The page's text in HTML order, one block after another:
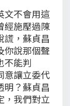
文不會用這
經施壓過陳
謊，蘇貞昌
你說那個聲
不能判
意讓立委代
明？蘇貞昌
，我們對立